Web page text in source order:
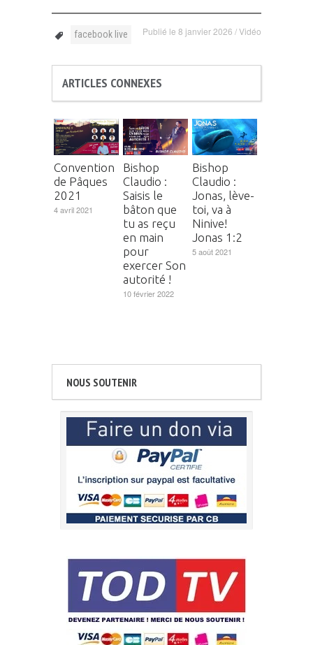
Publié le 8 janvier 2026 /Vidéo
facebook live
ARTICLES CONNEXES
Convention
de Pâques
2021
4 avril 2021
Bishop
Claudio :
Saisis le
bâton que
tu as reçu
en main
pour
exercer Son
autorité !
10 février 2022
Bishop
Claudio :
Jonas, lève-
toi, va à
Ninive!
Jonas 1:2
5 août 2021
NOUS SOUTENIR